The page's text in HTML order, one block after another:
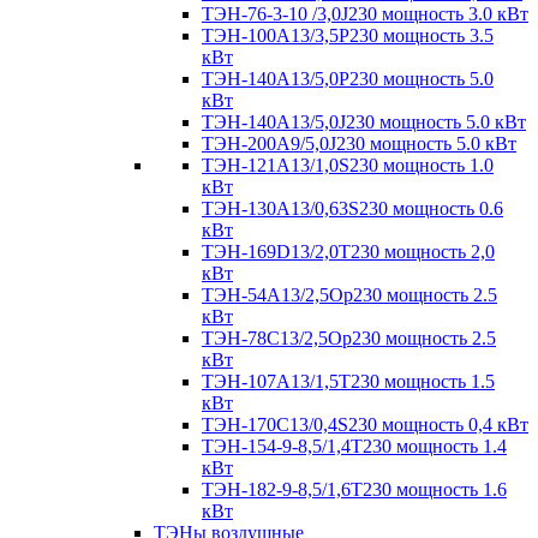
ТЭН-76-3-10 /3,0J230 мощность 3.0 кВт
ТЭН-100А13/3,5Р230 мощность 3.5
кВт
ТЭН-140А13/5,0Р230 мощность 5.0
кВт
ТЭН-140А13/5,0J230 мощность 5.0 кВт
ТЭН-200А9/5,0J230 мощность 5.0 кВт
ТЭН-121А13/1,0S230 мощность 1.0
кВт
ТЭН-130А13/0,63S230 мощность 0.6
кВт
ТЭН-169D13/2,0T230 мощность 2,0
кВт
ТЭН-54А13/2,5Ор230 мощность 2.5
кВт
ТЭН-78С13/2,5Ор230 мощность 2.5
кВт
ТЭН-107А13/1,5Т230 мощность 1.5
кВт
ТЭН-170C13/0,4S230 мощность 0,4 кВт
ТЭН-154-9-8,5/1,4Т230 мощность 1.4
кВт
ТЭН-182-9-8,5/1,6Т230 мощность 1.6
кВт
ТЭНы воздушные